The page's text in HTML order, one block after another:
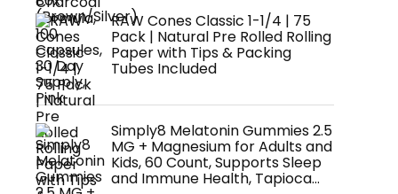
RAW Cones Classic 1-1/4 | 75
Pack | Natural Pre Rolled Rolling
Paper with Tips & Packing
Tubes Included
Simply8 Melatonin Gummies 2.5
MG + Magnesium for Adults and
Kids, 60 Count, Supports Sleep
and Immune Health, Tapioca…